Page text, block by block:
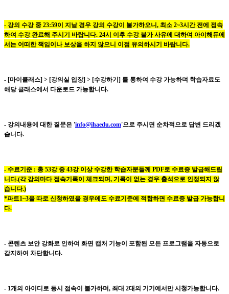
- 강의 수강 중 23:59이 지날 경우 강의 수강이 불가하오니, 최소 2~3시간 전에 접속
하여 수강 완료해 주시기 바랍니다. 24시 이후 수강 불가 사유에 대하여 아이해듀에
서는 어떠한 책임이나 보상을 하지 않으니 이점 유의하시기 바랍니다.
- [마이클래스] > [강의실 입장] > [수강하기] 를 통하여 수강 가능하며 학습자료도
해당 클래스에서 다운로드 가능합니다.
- 강의내용에 대한 질문은 'info@ihaedu.com'으로 주시면 순차적으로 답변 드리겠
습니다.
- 수료기준 : 총 53강 중 43강 이상 수강한 학습자분들께 PDF로 수료증 발급해드립
니다.(각 강의마다 접속기록이 체크되며, 기록이 없는 경우 출석으로 인정되지 않
습니다.)
*파트1~3을 따로 신청하였을 경우에도 수료기준에 적합하면 수료증 발급 가능합니
다.
- 콘텐츠 보안 강화로 인하여 화면 캡처 기능이 포함된 모든 프로그램을 자동으로
감지하여 차단합니다.
- 1개의 아이디로 동시 접속이 불가하며, 최대 2대의 기기에서만 시청가능합니다.